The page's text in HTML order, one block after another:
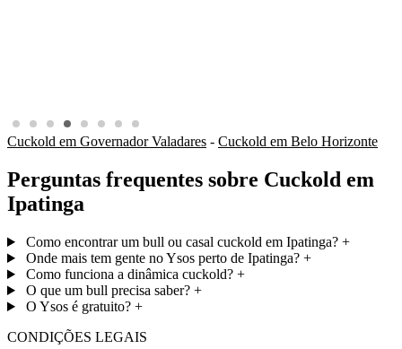
Cuckold em Governador Valadares - Cuckold em Belo Horizonte
Perguntas frequentes sobre Cuckold em
Ipatinga
Como encontrar um bull ou casal cuckold em Ipatinga? +
Onde mais tem gente no Ysos perto de Ipatinga? +
Como funciona a dinâmica cuckold? +
O que um bull precisa saber? +
O Ysos é gratuito? +
CONDIÇÕES LEGAIS